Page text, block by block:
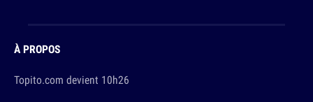
À PROPOS
Topito.com devient 10h26